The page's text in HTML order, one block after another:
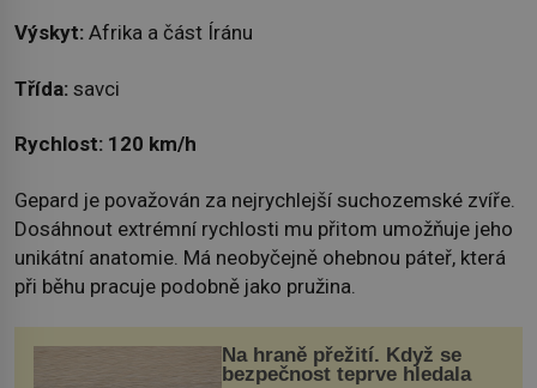
Výskyt: Afrika a část Íránu
Třída: savci
Rychlost: 120 km/h
Gepard je považován za nejrychlejší suchozemské zvíře.
Dosáhnout extrémní rychlosti mu přitom umožňuje jeho
unikátní anatomie. Má neobyčejně ohebnou páteř, která
při běhu pracuje podobně jako pružina.
Na hraně přežití. Když se
bezpečnost teprve hledala